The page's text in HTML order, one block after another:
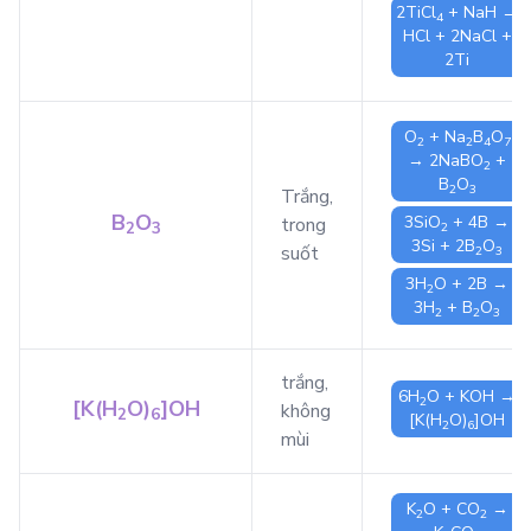
2TiCl4 + NaH →
HCl+ 2NaCl+
2Ti
B2O3
Trắng,
trong
suốt
O2 + Na2B4O7
→ 2NaBO2 +
B2O3
3SiO2 + 4B →
3Si + 2B2O3
3H2O + 2B →
3H2 + B2O3
[K(H2O)6]OH
trắng,
không
mùi
6H2O + KOH →
[K(H2O)6]OH
K2O + CO2 →